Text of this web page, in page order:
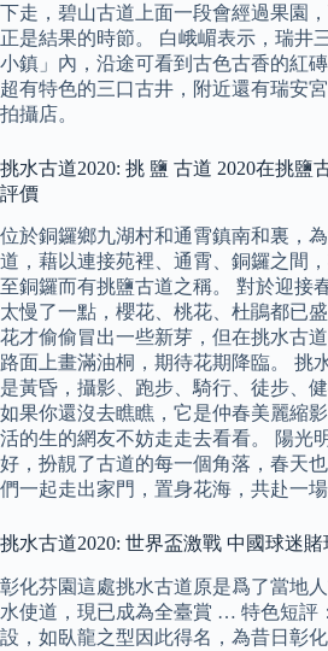
下走，碧山古道上面一段會經過果園
正是結果的時節。 白峨嵋表示，瑞井
小鎮」內，沿途可看到古色古香的紅
超有特色的三口古井，附近還有瑞安
拍攝店。
挑水古道2020: 挑 鹽 古道 2020在挑鹽
評價
位於銅鑼鄉九湖村和通霄鎮南和裏，
道，藉以連接苑裡、通霄、銅鑼之間
至銅鑼而有挑鹽古道之稱。 對於迎接
太慢了一點，櫻花、桃花、杜鵑都已
花才偷偷冒出一些新芽，但在挑水古
路面上畫滿油桐，期待花期降臨。 挑
是黃昏，攝影、跑步、騎行、徒步、
如果你還沒去瞧瞧，它是仲春美麗縮
活的生的網友不妨走走去看看。 陽光
好，扮靚了古道的每一個角落，春天
們一起走出家門，置身花海，共赴一場
挑水古道2020: 世界盃激戰 中國球迷
彰化芬園這處挑水古道原是爲了當地
水使道，現已成為全臺賞 … 特色短評
設，如臥龍之型因此得名，為昔日彰